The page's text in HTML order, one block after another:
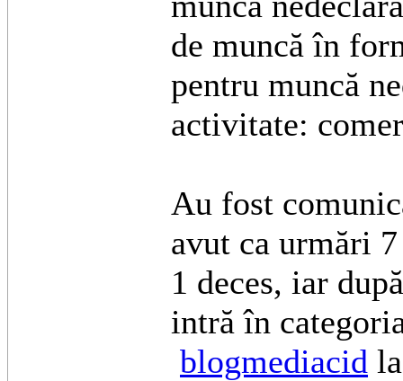
de muncă în
pentru muncă
activitate:
Au fost
avut ca urmări
1 deces, iar
intră în
blogmediacid